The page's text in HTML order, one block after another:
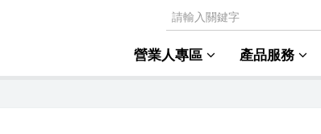
營業人專區 產品服務